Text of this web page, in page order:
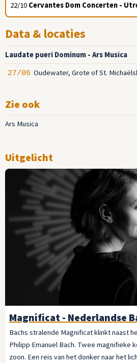
22/10 Cervantes Dom Concerten -
Data & locaties
Laudate pueri Dominum - Ars Musica
27/06 Oudewater, Grote of St.
Zie ook
Ars Musica
Uitgelicht
Magnificat - Nederlandse
Bachs stralende Magnificat klinkt naast
Philipp Emanuel Bach. Twee magnifieke
zoon. Een reis van het donker naar het